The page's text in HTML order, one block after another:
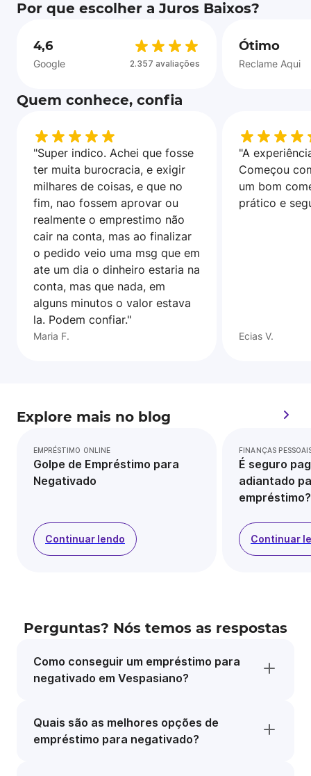
Por que escolher a Juros Baixos?
4,6
Google 2.357 avaliações
Ótimo
Reclame Aqui
Quem conhece, confia
"Super indico. Achei que fosse
ter muita burocracia, e exigir
milhares de coisas, e que no
fim, nao fossem aprovar ou
realmente o emprestimo não
cair na conta, mas ao finalizar
o pedido veio uma msg que em
ate um dia o dinheiro estaria na
conta, mas que nada, em
alguns minutos o valor estava
la. Podem confiar."
Maria F.
"A
Começou
um bom
prático e
Ecias V.
Explore mais no blog
EMPRÉSTIMO ONLINE
Golpe de Empréstimo para
Negativado
Continuar lendo
FINANÇAS
É seguro
adiantado
empréstimo?
Continuar
Perguntas? Nós temos as respostas
Como conseguir um empréstimo para
negativado em Vespasiano?
Quais são as melhores opções de
empréstimo para negativado?